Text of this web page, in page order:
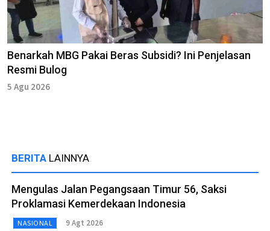
Benarkah MBG Pakai Beras Subsidi? Ini Penjelasan
Resmi Bulog
5 Agu 2026
BERITA LAINNYA
Mengulas Jalan Pegangsaan Timur 56, Saksi
Proklamasi Kemerdekaan Indonesia
NASIONAL 9 Agt 2026